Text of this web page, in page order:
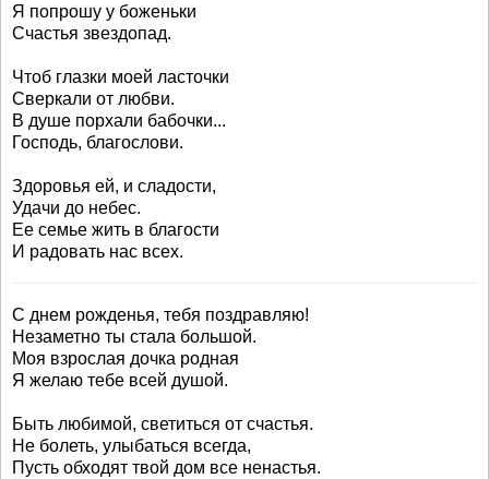
Я попрошу у боженьки
Счастья звездопад.
Чтоб глазки моей ласточки
Сверкали от любви.
В душе порхали бабочки...
Господь, благослови.
Здоровья ей, и сладости,
Удачи до небес.
Ее семье жить в благости
И радовать нас всех.
С днем рожденья, тебя поздравляю!
Незаметно ты стала большой.
Моя взрослая дочка родная
Я желаю тебе всей душой.
Быть любимой, светиться от счастья.
Не болеть, улыбаться всегда,
Пусть обходят твой дом все ненастья.